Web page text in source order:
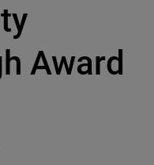
Award